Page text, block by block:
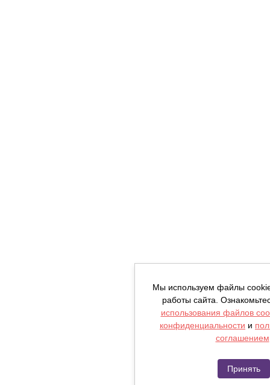
Мы используем файлы
работы сайта.
использования файлов
конфиденциальности и
соглашением
Принять